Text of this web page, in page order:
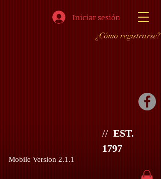
Iniciar sesión
// EST.
1797
¿Cómo registrarse?
Mobile Version 2.1.1